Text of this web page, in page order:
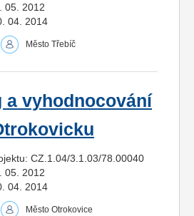
05. 2012
04. 2014
Město Třebíč
a vyhodnocování
CZ.1.04/3.1.03/78.00040
05. 2012
04. 2014
Město Otrokovice